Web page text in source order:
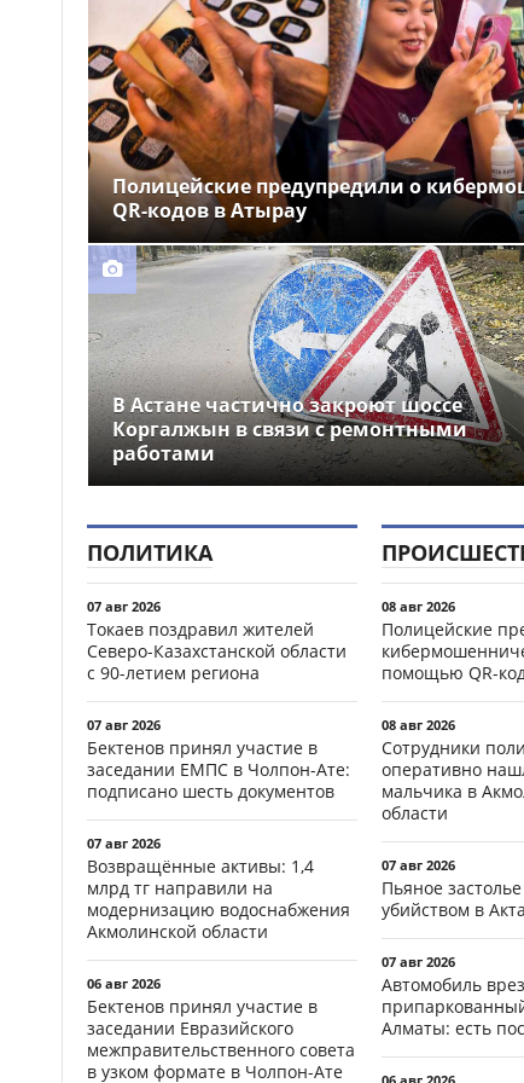
В Мангистауской области
рассмотрели ход цифровой
трансформации и развития
искусственного интеллекта
09:58
Акмолинская пшеница
укрепляет позиции на
мировом рынке благодаря
премиальному качеству
В Костанайской области
состоялось открытие
обновленного вокзала
Аркалыка
Полицейские предупредили о
QR-кодов в Атырау
В Астане частично закроют шоссе
Коргалжын в связи с ремонтными
работами
ПОЛИТИКА
07 авг 2026
Токаев поздравил жителей
Северо-Казахстанской области
с 90-летием региона
07 авг 2026
Бектенов принял участие в
заседании ЕМПС в Чолпон-Ате:
подписано шесть документов
07 авг 2026
Возвращённые активы: 1,4
млрд тг направили на
модернизацию водоснабжения
Акмолинской области
06 авг 2026
Бектенов принял участие в
заседании Евразийского
межправительственного совета
в узком формате в Чолпон-Ате
08 авг 2026
Полицейские
помощью QR-
08 авг 2026
Сотрудники
оперативно
мальчика в
области
07 авг 2026
Пьяное
убийством в
07 авг 2026
Автомобиль
Алматы: есть